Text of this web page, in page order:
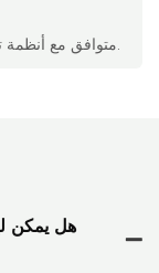
متوافق مع أنظمة تخزين البطاريات وأنظمة الطاقة الشمسية الهجينة.
هل يمكن